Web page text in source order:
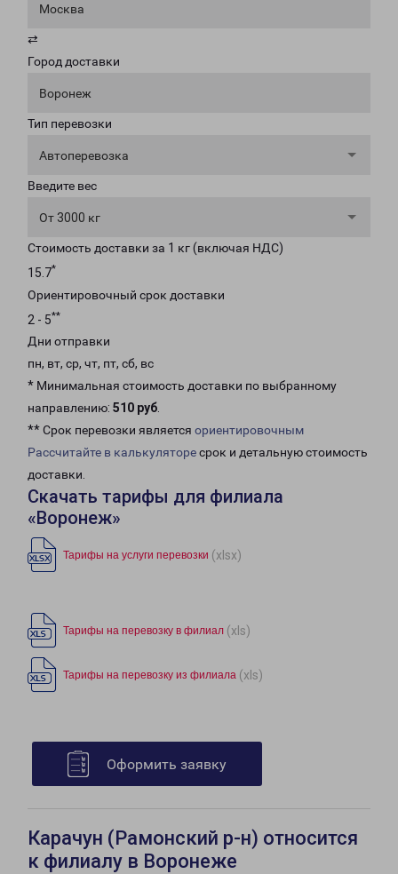
Москва
⇄
Город доставки
Воронеж
Тип перевозки
Автоперевозка
Введите вес
От 3000 кг
Стоимость доставки за 1 кг (включая НДС)
15.7*
Ориентировочный срок доставки
2 - 5**
Дни отправки
пн, вт, ср, чт, пт, сб, вс
* Минимальная стоимость доставки по выбранному
направлению: 510 руб.
** Срок перевозки является ориентировочным
Рассчитайте в калькуляторесрок и детальную стоимость
доставки.
Скачать тарифы для филиала
«Воронеж»
Тарифы на услуги перевозки (xlsx)
Тарифы на перевозку в филиал (xls)
Тарифы на перевозку из филиала (xls)
Оформить заявку
Карачун (Рамонский р-н) относится
к филиалу в Воронеже